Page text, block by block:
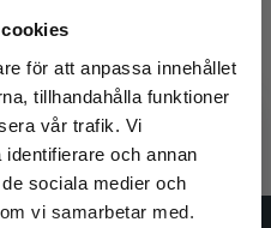
för att anpassa innehållet
tillhandahålla funktioner
vår trafik. Vi
och annan
sociala medier och
vi samarbetar med.
312 kr